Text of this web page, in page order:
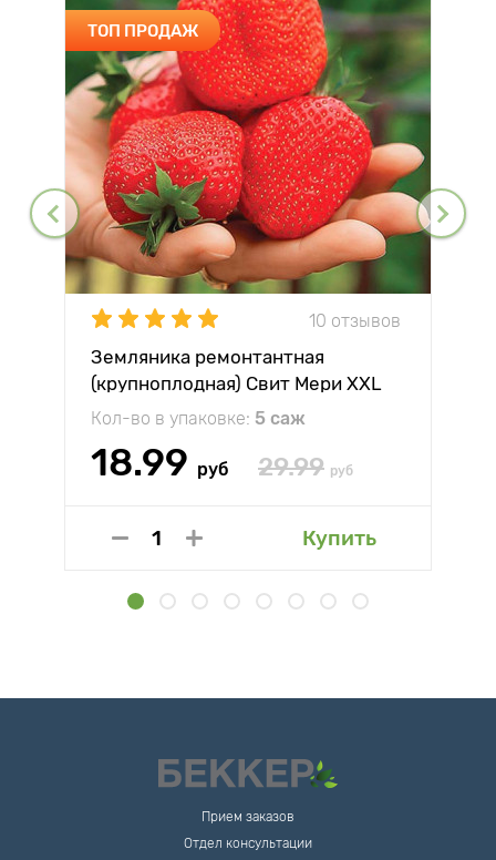
ТОП ПРОДАЖ
10 отзывов
Земляника ремонтантная
(крупноплодная) Свит Мери XXL
Кол-во в упаковке: 5 саж
18.99 руб 29.99 руб
Купить
Прием заказов
Отдел консультации